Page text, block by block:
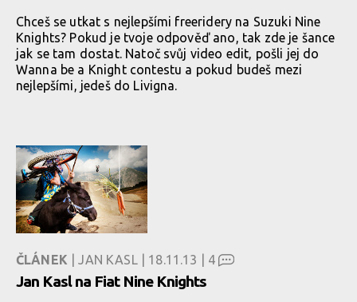
Chceš se utkat s nejlepšími freeridery na Suzuki Nine
Knights? Pokud je tvoje odpověď ano, tak zde je šance
jak se tam dostat. Natoč svůj video edit, pošli jej do
Wanna be a Knight contestu a pokud budeš mezi
nejlepšími, jedeš do Livigna.
ČLÁNEK | JAN KASL | 18.11.13 | 4
Jan Kasl na Fiat Nine Knights